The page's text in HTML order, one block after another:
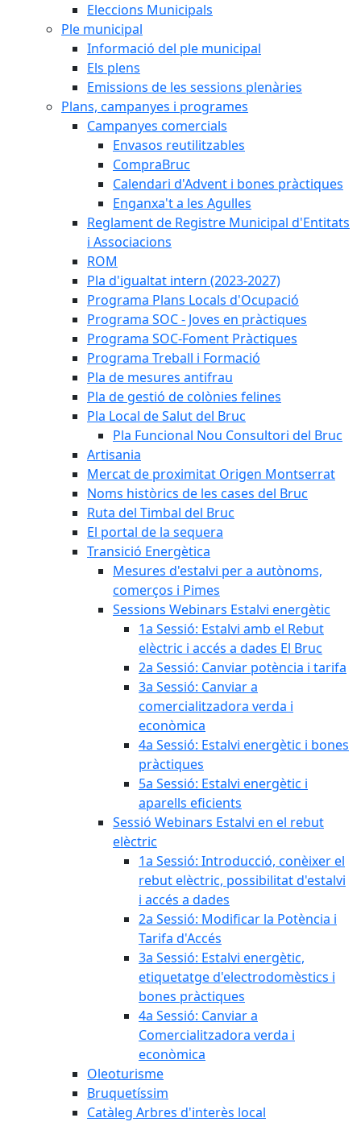
Eleccions Municipals
Ple municipal
Informació del ple municipal
Els plens
Emissions de les sessions plenàries
Plans, campanyes i programes
Campanyes comercials
Envasos reutilitzables
CompraBruc
Calendari d'Advent i bones pràctiques
Enganxa't a les Agulles
Reglament de Registre Municipal d'Entitats
i Associacions
ROM
Pla d'igualtat intern (2023-2027)
Programa Plans Locals d'Ocupació
Programa SOC - Joves en pràctiques
Programa SOC-Foment Pràctiques
Programa Treball i Formació
Pla de mesures antifrau
Pla de gestió de colònies felines
Pla Local de Salut del Bruc
Pla Funcional Nou Consultori del Bruc
Artisania
Mercat de proximitat Origen Montserrat
Noms històrics de les cases del Bruc
Ruta del Timbal del Bruc
El portal de la sequera
Transició Energètica
Mesures d'estalvi per a autònoms,
comerços i Pimes
Sessions Webinars Estalvi energètic
1a Sessió: Estalvi amb el Rebut
elèctric i accés a dades El Bruc
2a Sessió: Canviar potència i tarifa
3a Sessió: Canviar a
comercialitzadora verda i
econòmica
4a Sessió: Estalvi energètic i bones
pràctiques
5a Sessió: Estalvi energètic i
aparells eficients
Sessió Webinars Estalvi en el rebut
elèctric
1a Sessió: Introducció, conèixer el
rebut elèctric, possibilitat d'estalvi
i accés a dades
2a Sessió: Modificar la Potència i
Tarifa d'Accés
3a Sessió: Estalvi energètic,
etiquetatge d'electrodomèstics i
bones pràctiques
4a Sessió: Canviar a
Comercialitzadora verda i
econòmica
Oleoturisme
Bruquetíssim
Catàleg Arbres d'interès local